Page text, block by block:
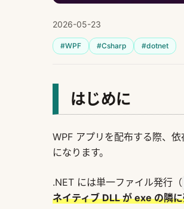
2026-05-23
#WPF #Csharp #dotnet
はじめに
WPF アプリを配布する際、
になります。
.NET には単一ファイル発行（
ネイティブ DLL が exe の隣